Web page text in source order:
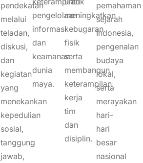
pendekatan
melalui
teladan,
diskusi,
dan
kegiatan
yang
menekankan
kepedulian
sosial,
tanggung
jawab,
pengelolaan
informasi
dan
keamanan
dunia
maya.
meningkatkan
kebugaran
fisik
serta
membangun
keterampilan
kerja
tim
dan
disiplin.
pemahaman
sejarah
Indonesia,
pengenalan
budaya
lokal,
serta
merayakan
hari-
hari
besar
nasional